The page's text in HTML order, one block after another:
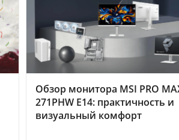
Обзор монитора MSI PRO
271PHW E14: практичность и
визуальный комфорт